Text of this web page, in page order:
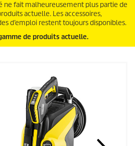
ne fait malheureusement plus partie de
actuelle. Les accessoires,
d’emploi restent toujours disponibles.
de produits actuelle.